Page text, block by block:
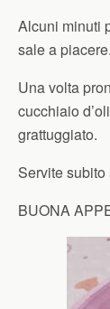
Alcuni minuti
sale a piacere.
Una volta
cucchiaio
grattuggiato.
Servite
BUONA